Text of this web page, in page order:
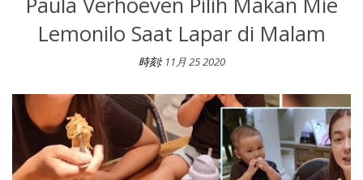
Lemonilo Saat Lapar di Malam
時刻: 11月 25 2020
Paula Verhoeven Pilih Makan Mie Lemonilo Saat Lapar di Malam